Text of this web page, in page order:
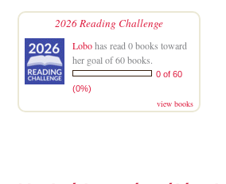
2026 Reading Challenge
Lobohas read 0 books toward
her goal of 60 books.
0 of 60
(0%)
view books